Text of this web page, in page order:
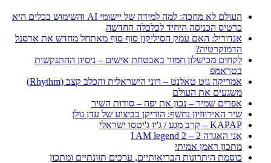
העולם לא מחכה: למה למידה של יישומי AI והשימוש בכלים היא
כרטיס הכניסה היחיד לכלכלה החדשה
אנדוריל: האם עמק הסיליקון סוף סוף מאתחל מחדש את ארסנל
הדמוקרטיה?
לקחים מכישלון חמור באבטחת אישים – ניסיון ההתנקשות
בטראמפ
אמריקה גוט טאלנט – רוני הישראלית והכלב קצב (Rhythm)
משגעים את העולם
אפרים שמיר – נכון את יפה – סודות השיר
שיר האירווזיון נחשף: הוריקן בביצוע של עדן גולן
KAPAP – קרב מגע / ג'יו ג'יטסו ישראלי
אני האגדה 2 – I AM legend 2
מתכון ראמן אמיתי
כוסמת היתרונות הבריאותיים, ערכים תזונתיים ומתכון